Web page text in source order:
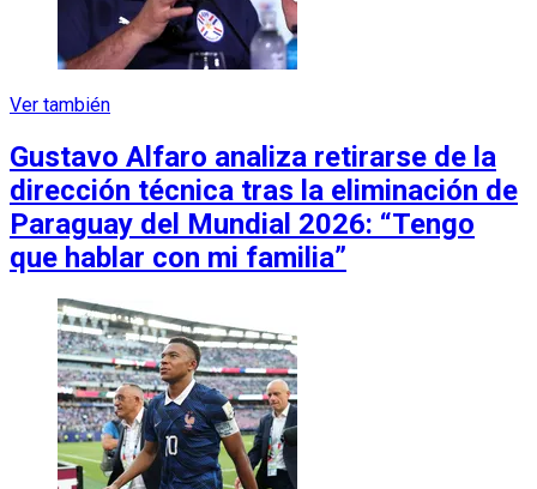
Ver también
Gustavo Alfaro analiza retirarse de la
dirección técnica tras la eliminación de
Paraguay del Mundial 2026: “Tengo
que hablar con mi familia”